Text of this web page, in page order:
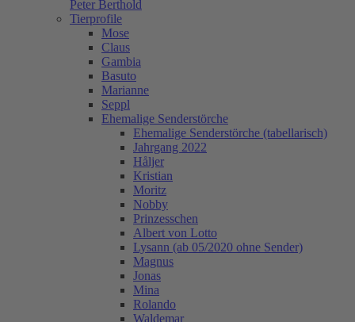
Peter Berthold
Tierprofile
Mose
Claus
Gambia
Basuto
Marianne
Seppl
Ehemalige Senderstörche
Ehemalige Senderstörche (tabellarisch)
Jahrgang 2022
Håljer
Kristian
Moritz
Nobby
Prinzesschen
Albert von Lotto
Lysann (ab 05/2020 ohne Sender)
Magnus
Jonas
Mina
Rolando
Waldemar